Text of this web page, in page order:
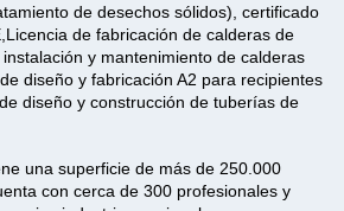
de desechos sólidos), certificado
de fabricación de calderas de
y mantenimiento de calderas
diseño y fabricación A2 para recipientes
diseño y construcción de tuberías de
una superficie de más de 250.000
con cerca de 300 profesionales y